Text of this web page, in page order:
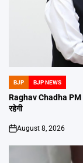
POSTED
IN
BJP BJP NEWS
Raghav Chadha PM
रहेगी
on
August 8, 2026